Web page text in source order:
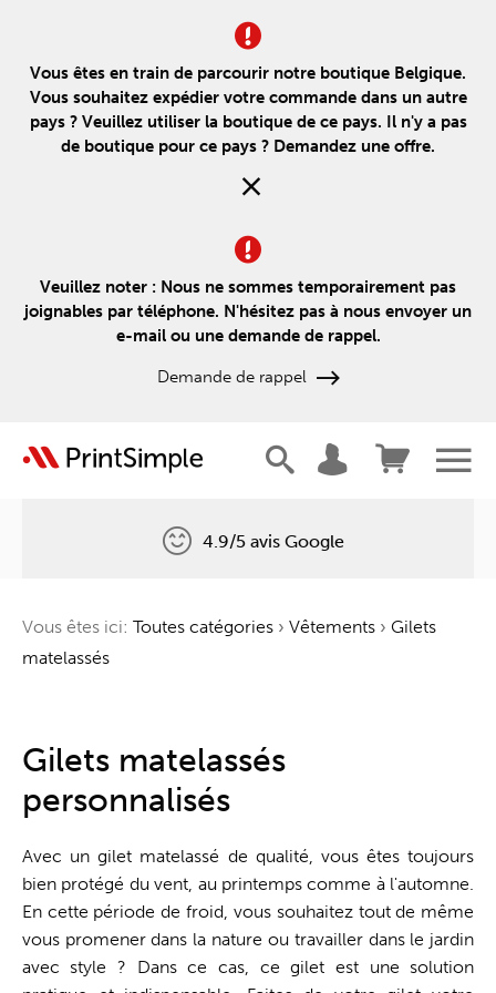
Vous êtes en train de parcourir notre boutique Belgique.
Vous souhaitez expédier votre commande dans un autre
pays ? Veuillez utiliser la boutique de ce pays. Il n'y a pas
de boutique pour ce pays ? Demandez une offre.
Veuillez noter : Nous ne sommes temporairement pas
joignables par téléphone. N'hésitez pas à nous envoyer un
e-mail ou une demande de rappel.
Demande de rappel
Un arbre pour chaque commande
4.9/5 avis Google
Vous êtes ici: Toutes catégories › Vêtements › Gilets
matelassés
Gilets matelassés
personnalisés
Avec un gilet matelassé de qualité, vous êtes toujours
bien protégé du vent, au printemps comme à l'automne.
En cette période de froid, vous souhaitez tout de même
vous promener dans la nature ou travailler dans le jardin
avec style ? Dans ce cas, ce gilet est une solution